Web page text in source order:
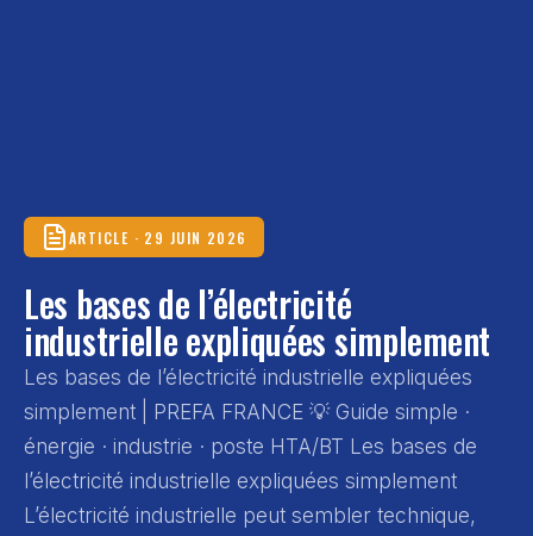
ARTICLE · 29 JUIN 2026
Les bases de l’électricité
industrielle expliquées simplement
Les bases de l’électricité industrielle expliquées
simplement | PREFA FRANCE 💡 Guide simple ·
énergie · industrie · poste HTA/BT Les bases de
l’électricité industrielle expliquées simplement
L’électricité industrielle peut sembler technique,